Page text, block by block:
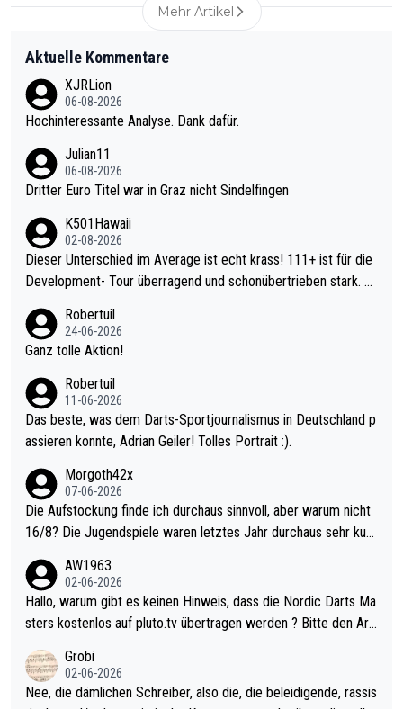
Mehr Artikel
Aktuelle Kommentare
XJRLion
06-08-2026
Hochinteressante Analyse. Dank dafür.
Julian11
06-08-2026
Dritter Euro Titel war in Graz nicht Sindelfingen
K501Hawaii
02-08-2026
Dieser Unterschied im Average ist echt krass! 111+ ist für die
Development- Tour überragend und schonübertrieben stark. U
mal 40+ erst recht. Da gewinnst keinen Blumentopf - ist ja noc
h krasser wie ein Pokalspiel eines Kreisligisten vs einem Bund
Robertuil
24-06-2026
Ganz tolle Aktion!
Robertuil
11-06-2026
Das beste, was dem Darts-Sportjournalismus in Deutschland p
assieren konnte, Adrian Geiler! Tolles Portrait :).
Morgoth42x
07-06-2026
Die Aufstockung finde ich durchaus sinnvoll, aber warum nicht
16/8? Die Jugendspiele waren letztes Jahr durchaus sehr kurz
Allerdings ist Mitchell Lawrie als Nummer 1 der Welt eh qualifi
ziert. Somit ändert die automatische Qualifikation des Weltmei
sters erstmal nichts. Ich denke sie wollen damit für nächstes J
ohl wenig WDF Turniere spielen. Dies war bei Archie Self letzt
es Jahr der Fall. Er musste als amtierender Weltmeister durch
den Qualifier und ich glaube kaum, dass Mitchel sich das (in Ve
AW1963
02-06-2026
Hallo, warum gibt es keinen Hinweis, dass die Nordic Darts Ma
sters kostenlos auf pluto.tv übertragen werden ? Bitte den Arti
Grobi
02-06-2026
Nee, die dämlichen Schreiber, also die, die beleidigende, rassis